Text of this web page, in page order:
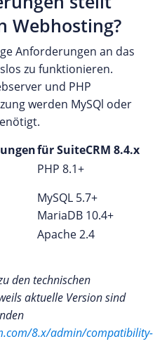
Webhosting?
Anforderungen an das
zu funktionieren.
und PHP
werden MySQl oder
für SuiteCRM 8.4.x
PHP 8.1+
MySQL 5.7+
MariaDB 10.4+
Apache 2.4
den technischen
aktuelle Version sind
8.x/admin/compatibility-